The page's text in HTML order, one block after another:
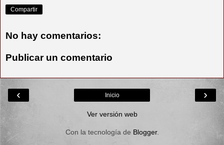
Compartir
No hay comentarios:
Publicar un comentario
‹ ›
Inicio
Ver versión web
Con la tecnología de Blogger.